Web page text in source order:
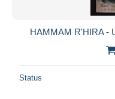
HAMMAM R'HIRA -
Status